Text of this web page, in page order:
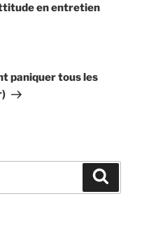
en entretien
paniquer tous les